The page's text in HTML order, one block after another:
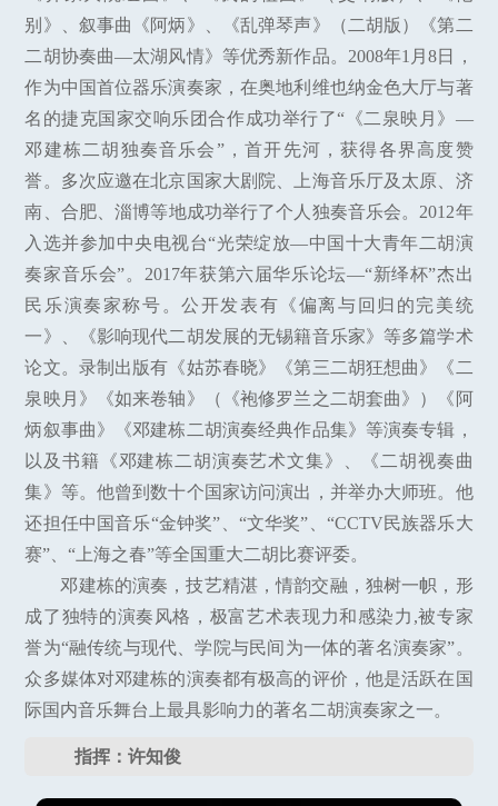
别》、叙事曲《阿炳》、《乱弹琴声》（二胡版）《第二
二胡协奏曲—太湖风情》等优秀新作品。2008年1月8日，
作为中国首位器乐演奏家，在奥地利维也纳金色大厅与著
名的捷克国家交响乐团合作成功举行了“《二泉映月》—
邓建栋二胡独奏音乐会”，首开先河，获得各界高度赞
誉。多次应邀在北京国家大剧院、上海音乐厅及太原、济
南、合肥、淄博等地成功举行了个人独奏音乐会。2012年
入选并参加中央电视台“光荣绽放—中国十大青年二胡演
奏家音乐会”。2017年获第六届华乐论坛—“新绎杯”杰出
民乐演奏家称号。公开发表有《偏离与回归的完美统
一》、《影响现代二胡发展的无锡籍音乐家》等多篇学术
论文。录制出版有《姑苏春晓》《第三二胡狂想曲》《二
泉映月》《如来卷轴》（《袍修罗兰之二胡套曲》）《阿
炳叙事曲》《邓建栋二胡演奏经典作品集》等演奏专辑，
以及书籍《邓建栋二胡演奏艺术文集》、《二胡视奏曲
集》等。他曾到数十个国家访问演出，并举办大师班。他
还担任中国音乐“金钟奖”、“文华奖”、“CCTV民族器乐大
赛”、“上海之春”等全国重大二胡比赛评委。
邓建栋的演奏，技艺精湛，情韵交融，独树一帜，形
成了独特的演奏风格，极富艺术表现力和感染力,被专家
誉为“融传统与现代、学院与民间为一体的著名演奏家”。
众多媒体对邓建栋的演奏都有极高的评价，他是活跃在国
际国内音乐舞台上最具影响力的著名二胡演奏家之一。
指挥：许知俊